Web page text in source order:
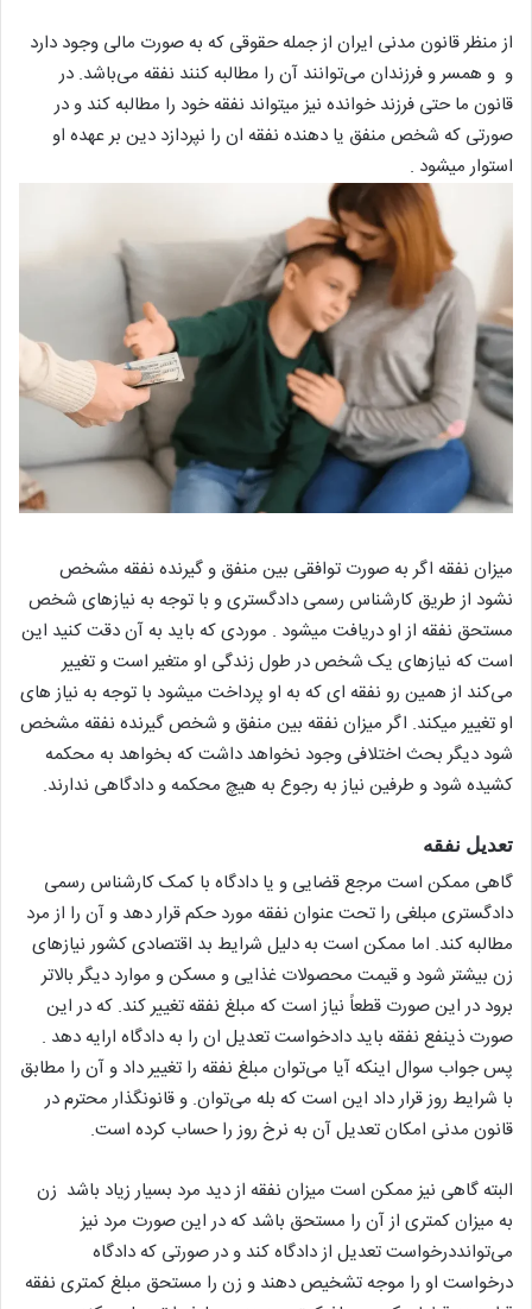
از منظر قانون مدنی ایران از جمله حقوقی که به صورت مالی وجود دارد
و و همسر و فرزندان می‌توانند آن را مطالبه کنند نفقه می‌باشد. در
قانون ما حتی فرزند خوانده نیز میتواند نفقه خود را مطالبه کند و در
صورتی که شخص منفق یا دهنده نفقه ان را نپردازد دین بر عهده او
استوار میشود .
میزان نفقه اگر به صورت توافقی بین منفق و گیرنده نفقه مشخص
نشود از طریق کارشناس رسمی دادگستری و با توجه به نیازهای شخص
مستحق نفقه از او دریافت میشود . موردی که باید به آن دقت کنید این
است که نیازهای یک شخص در طول زندگی او متغیر است و تغییر
می‌کند از همین رو نفقه ای که به او پرداخت میشود با توجه به نیاز های
او تغییر میکند. اگر میزان نفقه بین منفق و شخص گیرنده نفقه مشخص
شود دیگر بحث اختلافی وجود نخواهد داشت که بخواهد به محکمه
کشیده شود و طرفین نیاز به رجوع به هیچ محکمه و دادگاهی ندارند.
تعدیل نفقه
گاهی ممکن است مرجع قضایی و یا دادگاه با کمک کارشناس رسمی
دادگستری مبلغی را تحت عنوان نفقه مورد حکم قرار دهد و آن را از مرد
مطالبه کند. اما ممکن است به دلیل شرایط بد اقتصادی کشور نیازهای
زن بیشتر شود و قیمت محصولات غذایی و مسکن و موارد دیگر بالاتر
برود در این صورت قطعاً نیاز است که مبلغ نفقه تغییر کند. که در این
صورت ذینفع نفقه باید دادخواست تعدیل ان را به دادگاه ارایه دهد .
پس جواب سوال اینکه آیا می‌توان مبلغ نفقه را تغییر داد و آن را مطابق
با شرایط روز قرار داد این است که بله می‌توان. و قانونگذار محترم در
قانون مدنی امکان تعدیل آن به نرخ روز را حساب کرده است.
البته گاهی نیز ممکن است میزان نفقه از دید مرد بسیار زیاد باشد زن
به میزان کمتری از آن را مستحق باشد که در این صورت مرد نیز
می‌توانددرخواست تعدیل از دادگاه کند و در صورتی که دادگاه
درخواست او را موجه تشخیص دهند و زن را مستحق مبلغ کمتری نفقه